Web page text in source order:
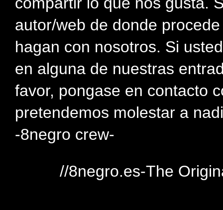
autor/web de donde
hagan con nosotros. Si
en alguna de nuestras
favor, pongase en contacto
pretendemos molestar a
-8negro crew-
//8negro.es-The